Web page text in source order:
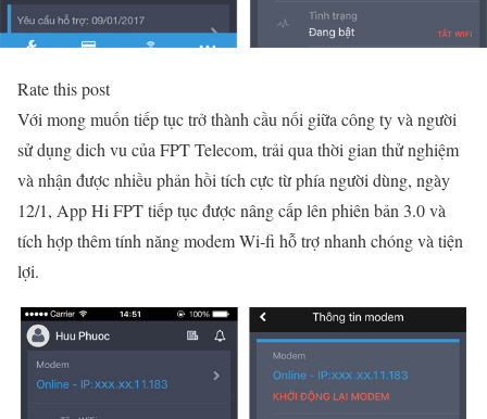
Rate this post
Với mong muốn tiếp tục trở thành cầu nối giữa công ty và người
sử dụng dich vu của FPT Telecom, trải qua thời gian thử nghiệm
và nhận được nhiều phản hồi tích cực từ phía người dùng, ngày
12/1, App Hi FPT tiếp tục được nâng cấp lên phiên bản 3.0 và
tích hợp thêm tính năng modem Wi-fi hỗ trợ nhanh chóng và tiện
lợi.